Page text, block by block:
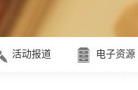
活动报道 电子资源